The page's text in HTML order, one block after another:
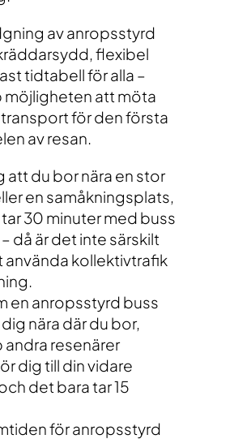
av anropsstyrd
flexibel
tidtabell för alla –
möjligheten att möta
för den första
av resan.
att du bor nära en stor
en samåkningsplats,
30 minuter med buss
då är det inte särskilt
använda kollektivtrafik
en anropsstyrd buss
nära där du bor,
resenärer
dig till din vidare
det bara tar 15
för anropsstyrd